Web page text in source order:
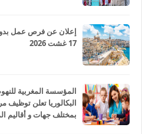
إعلان عن فرص عمل
17 غشت 2026
البكالوريا تعلن توظيف
بمختلف جهات و أقاليم